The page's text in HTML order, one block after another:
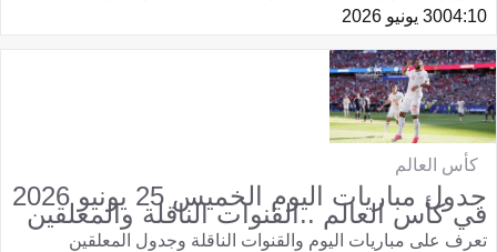
04:1030 يونيو 2026
كأس العالم
جدول مباريات اليوم الخميس 25 يونيو 2026
في كأس العالم ..القنوات الناقلة والمعلقين
تعرف على مباريات اليوم والقنوات الناقلة وجدول المعلقين